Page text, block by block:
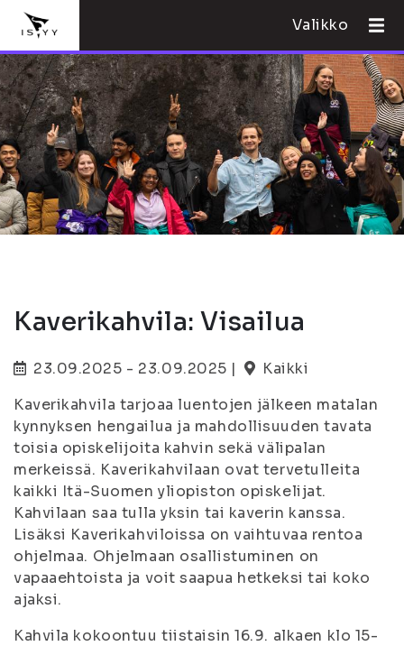
Valikko
Kaverikahvila: Visailua
23.09.2025 - 23.09.2025 |
Kaikki
Kaverikahvila tarjoaa luentojen jälkeen matalan
kynnyksen hengailua ja mahdollisuuden tavata
toisia opiskelijoita kahvin sekä välipalan
merkeissä. Kaverikahvilaan ovat tervetulleita
kaikki Itä-Suomen yliopiston opiskelijat.
Kahvilaan saa tulla yksin tai kaverin kanssa.
Lisäksi Kaverikahviloissa on vaihtuvaa rentoa
ohjelmaa. Ohjelmaan osallistuminen on
vapaaehtoista ja voit saapua hetkeksi tai koko
ajaksi.
Kahvila kokoontuu tiistaisin 16.9. alkaen klo 15-